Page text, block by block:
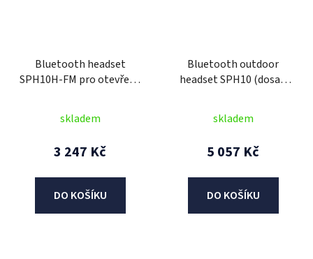
Bluetooth headset
SPH10H-FM pro otevřené
skladem
3 247 Kč
DO KOŠÍKU
Bluetooth outdoor
headset SPH10 (dosah
skladem
5 057 Kč
DO KOŠÍKU